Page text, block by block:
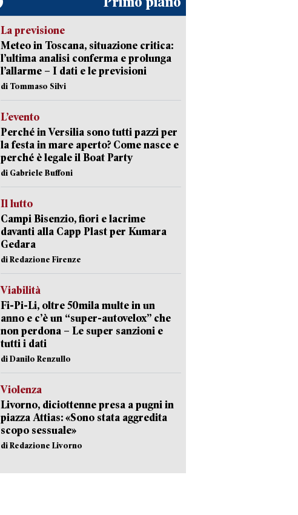
La previsione
Meteo in Toscana, situazione critica:
l’ultima analisi conferma e prolunga
l’allarme – I dati e le previsioni
di Tommaso Silvi
L’evento
Perché in Versilia sono tutti pazzi per
la festa in mare aperto? Come nasce e
perché è legale il Boat Party
di Gabriele Buffoni
Il lutto
Campi Bisenzio, fiori e lacrime
davanti alla Capp Plast per Kumara
Gedara
di Redazione Firenze
Viabilità
Fi-Pi-Li, oltre 50mila multe in un
anno e c’è un “super-autovelox” che
non perdona – Le super sanzioni e
tutti i dati
di Danilo Renzullo
Violenza
Livorno, diciottenne presa a pugni in
piazza Attias: «Sono stata aggredita
scopo sessuale»
di Redazione Livorno